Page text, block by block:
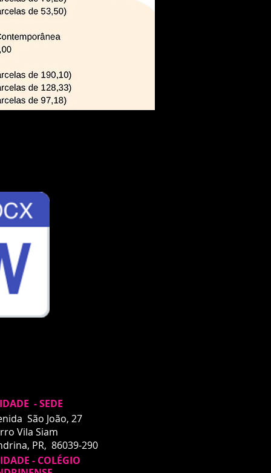
São João, 27
Vila Siam
PR, 86039-290
- SEDE
- COLÉGIO